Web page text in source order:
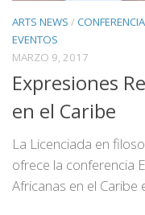
ARTS NEWS /
EVENTOS
MARZO 9, 2017
Expresiones
en el Caribe
La Licenciada en
ofrece la conferencia
Africanas en el Caribe